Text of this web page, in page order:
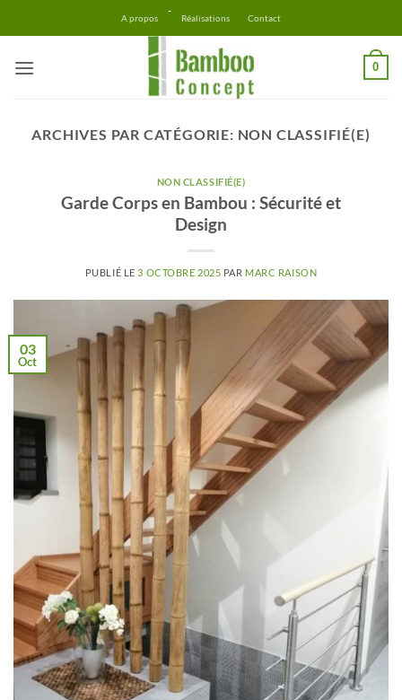
au
A propos
-
Réalisations Contact
0
ARCHIVES PAR CATÉGORIE: NON CLASSIFIÉ(E)
NON CLASSIFIÉ(E)
Garde Corps en Bambou : Sécurité et
Design
PUBLIÉ LE 3 OCTOBRE 2025 PAR MARC RAISON
03
Oct